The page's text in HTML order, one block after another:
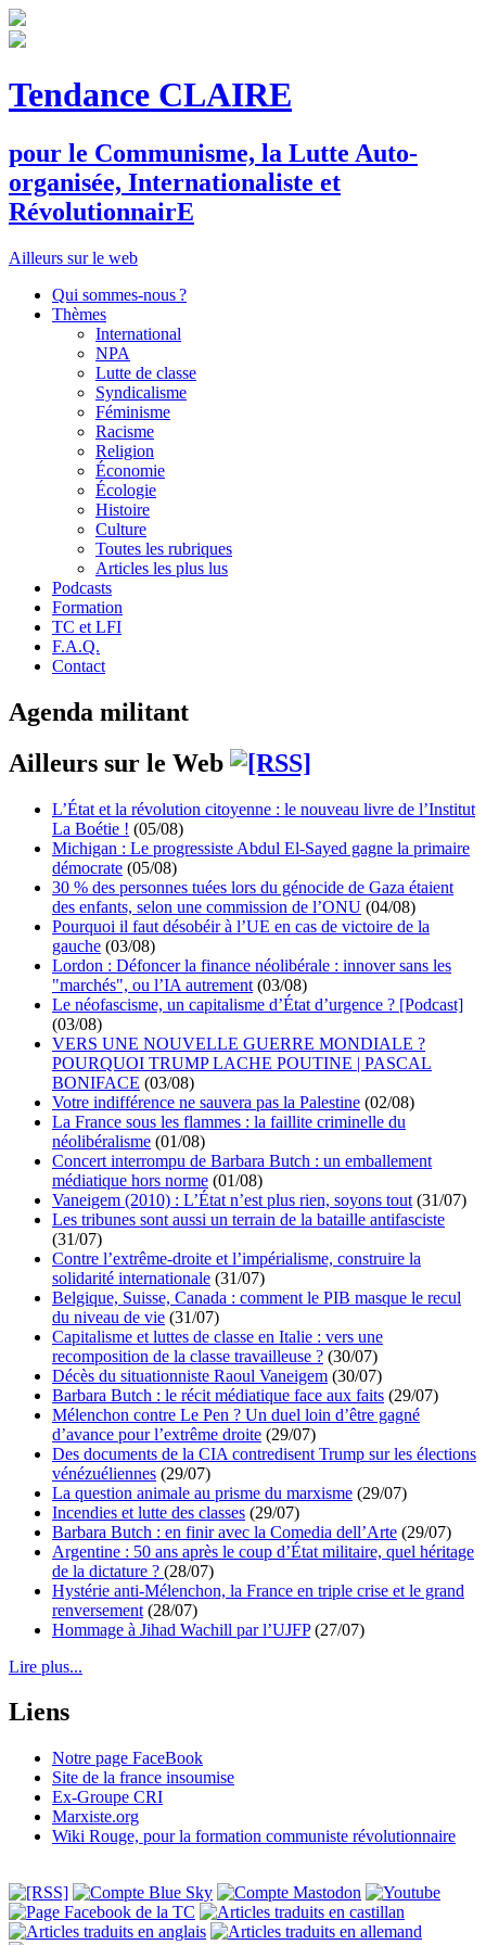
Tendance CLAIRE
pour le Communisme, la Lutte Auto-
organisée, Internationaliste et
RévolutionnairE
Ailleurs sur le web
Qui sommes-nous ?
Thèmes
International
NPA
Lutte de classe
Syndicalisme
Féminisme
Racisme
Religion
Économie
Écologie
Histoire
Culture
Toutes les rubriques
Articles les plus lus
Podcasts
Formation
TC et LFI
F.A.Q.
Contact
Agenda militant
Ailleurs sur le Web
L’État et la révolution citoyenne : le nouveau livre de l’Institut
La Boétie ! (05/08)
Michigan : Le progressiste Abdul El-Sayed gagne la primaire
démocrate (05/08)
30 % des personnes tuées lors du génocide de Gaza étaient
des enfants, selon une commission de l’ONU (04/08)
Pourquoi il faut désobéir à l’UE en cas de victoire de la
gauche (03/08)
Lordon : Défoncer la finance néolibérale : innover sans les
"marchés", ou l’IA autrement (03/08)
Le néofascisme, un capitalisme d’État d’urgence ? [Podcast]
(03/08)
VERS UNE NOUVELLE GUERRE MONDIALE ?
POURQUOI TRUMP LACHE POUTINE | PASCAL
BONIFACE (03/08)
Votre indifférence ne sauvera pas la Palestine (02/08)
La France sous les flammes : la faillite criminelle du
néolibéralisme (01/08)
Concert interrompu de Barbara Butch : un emballement
médiatique hors norme (01/08)
Vaneigem (2010) : L’État n’est plus rien, soyons tout (31/07)
Les tribunes sont aussi un terrain de la bataille antifasciste
(31/07)
Contre l’extrême-droite et l’impérialisme, construire la
solidarité internationale (31/07)
Belgique, Suisse, Canada : comment le PIB masque le recul
du niveau de vie (31/07)
Capitalisme et luttes de classe en Italie : vers une
recomposition de la classe travailleuse ? (30/07)
Décès du situationniste Raoul Vaneigem (30/07)
Barbara Butch : le récit médiatique face aux faits (29/07)
Mélenchon contre Le Pen ? Un duel loin d’être gagné
d’avance pour l’extrême droite (29/07)
Des documents de la CIA contredisent Trump sur les élections
vénézuéliennes (29/07)
La question animale au prisme du marxisme (29/07)
Incendies et lutte des classes (29/07)
Barbara Butch : en finir avec la Comedia dell’Arte (29/07)
Argentine : 50 ans après le coup d’État militaire, quel héritage
de la dictature ? (28/07)
Hystérie anti-Mélenchon, la France en triple crise et le grand
renversement (28/07)
Hommage à Jihad Wachill par l’UJFP(27/07)
Lire plus...
Liens
Notre page FaceBook
Site de la france insoumise
Ex-Groupe CRI
Marxiste.org
Wiki Rouge, pour la formation communiste révolutionnaire